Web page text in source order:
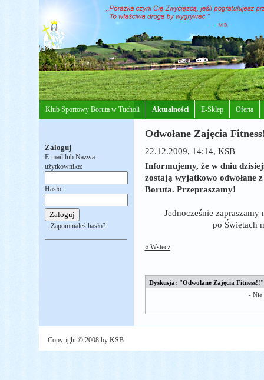
Klub Sportowy Boruta w Tucholi Aktualności E-Sklep Oferta
Zaloguj
E-mail lub Nazwa
użytkownika:
Hasło:
Zapomniałeś hasło?
Odwołane Zajęcia
22.12.2009, 14:14, KSB
Informujemy, że w dniu
zostają wyjątkowo odwołane
Boruta. Przepraszamy!
Jednocześnie
po Świętach
« Wstecz
Dyskusja: "Odwołane Zajęcia Fitness!!"
- Nie
Copyright © 2008 by KSB